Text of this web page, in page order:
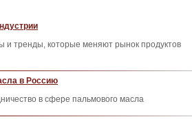
и тренды, которые меняют рынок продуктов
в Россию
в сфере пальмового масла